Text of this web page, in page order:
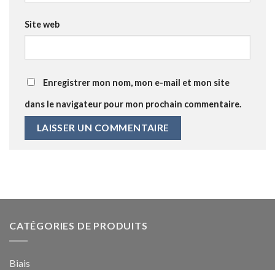
Site web
Enregistrer mon nom, mon e-mail et mon site
dans le navigateur pour mon prochain commentaire.
CATÉGORIES DE PRODUITS
Biais